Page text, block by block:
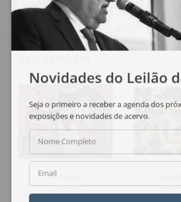
H. Motta
Casa Flor
Sem
Novidades do Leilão
Seja o primeiro a receber a agenda dos
exposições e novidades de acervo.
Nome Completo
Email